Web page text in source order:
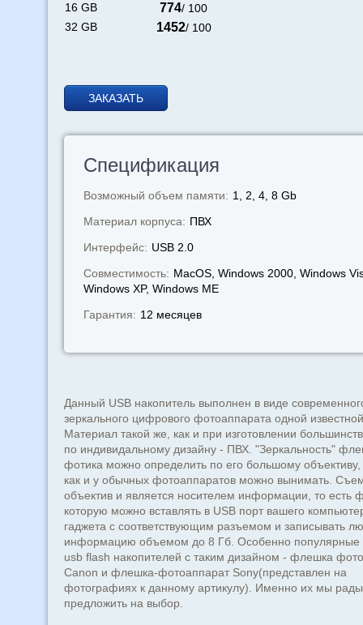
16 GB
774/ 100
32 GB
1452/ 100
ЗАКАЗАТЬ
Спецификация
Возможный объем памяти: 1, 2, 4, 8 Gb
Материал корпуса: ПВХ
Интерфейс: USB 2.0
Совместимость: MacOS, Windows 2000, Windows
Windows XP, Windows МЕ
Гарантия: 12 месяцев
Данный USB накопитель выполнен в виде
зеркального цифрового фотоаппарата одной
Материал такой же, как и при изготовлении
по индивидальному дизайну - ПВХ. "Зеркальность"
фотика можно определить по его большому объективу,
как и у обычных фотоаппаратов можно вынимать.
объектив и является носителем информации, то есть
которую можно вставлять в USB порт вашего
гаджета с соответствующим разъемом и записывать
информацию объемом до 8 Гб. Особенно популярные
usb flash накопителей с таким дизайном - флешка
Canon и флешка-фотоаппарат Sony(представлен на
фотографиях к данному артикулу). Именно их мы
предложить на выбор.